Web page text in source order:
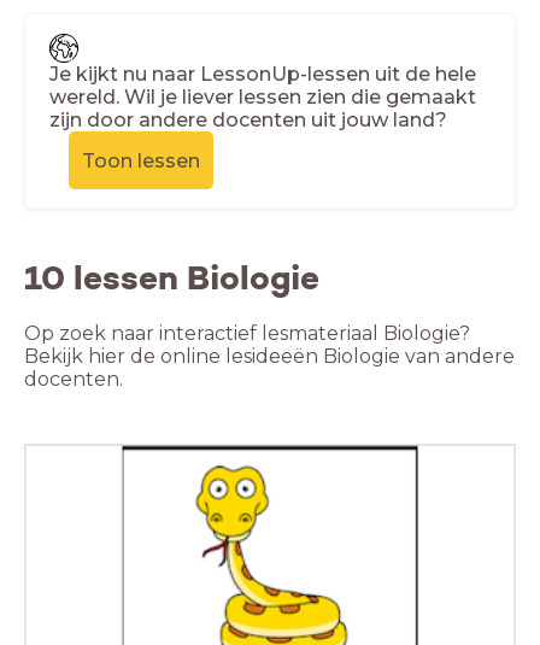
Je kijkt nu naar LessonUp-lessen uit de hele
wereld. Wil je liever lessen zien die gemaakt
zijn door andere docenten uit jouw land?
Toon lessen
10 lessen Biologie
Op zoek naar interactief lesmateriaal Biologie?
Bekijk hier de online lesideeën Biologie van andere
docenten.